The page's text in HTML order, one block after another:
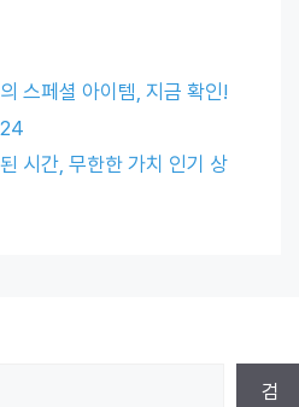
스페셜 아이템, 지금 확인!
시간, 무한한 가치 인기 상
검